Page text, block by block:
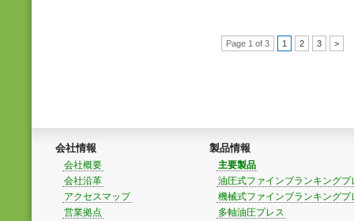
Page 1 of 3 1 2 3 >
会社情報
会社概要
会社沿革
アクセスマップ
営業拠点
製品情報
主要製品
油圧式ファインブランキングプ
機械式ファインブランキングプ
多軸油圧プレス